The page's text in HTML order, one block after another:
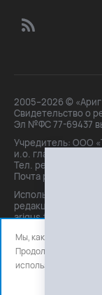
2005–2026 © «Ариг
Свидетельство о
Эл №ФС 77-69437
Учредитель: ООО
и.о. главного
Тел. peдakции:
Почта peдakции:
Использование
редакции. При
arigus.tv
Мы, как и все
Продолжая
использования